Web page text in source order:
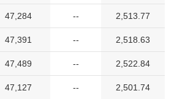
47,284 -- 2,513.77
47,391 -- 2,518.63
47,489 -- 2,522.84
47,127 -- 2,501.74